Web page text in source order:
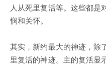
人从死里复活等。这些都是
悯和关怀。
其实，新约最大的神迹，除
里复活的神迹。主的复活显